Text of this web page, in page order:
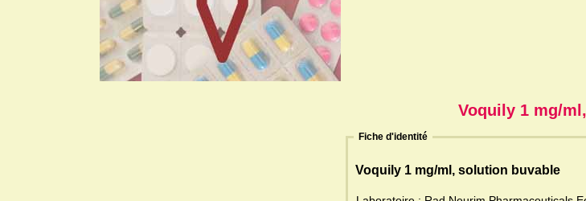
Voquily 1 mg/
Fiche d'identité
Voquily 1 mg/ml, solution buvable